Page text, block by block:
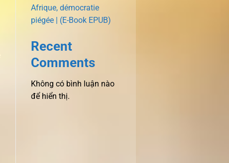
Afrique, démocratie
piégée | (E-Book EPUB)
Recent
Comments
Không có bình luận nào
để hiển thị.